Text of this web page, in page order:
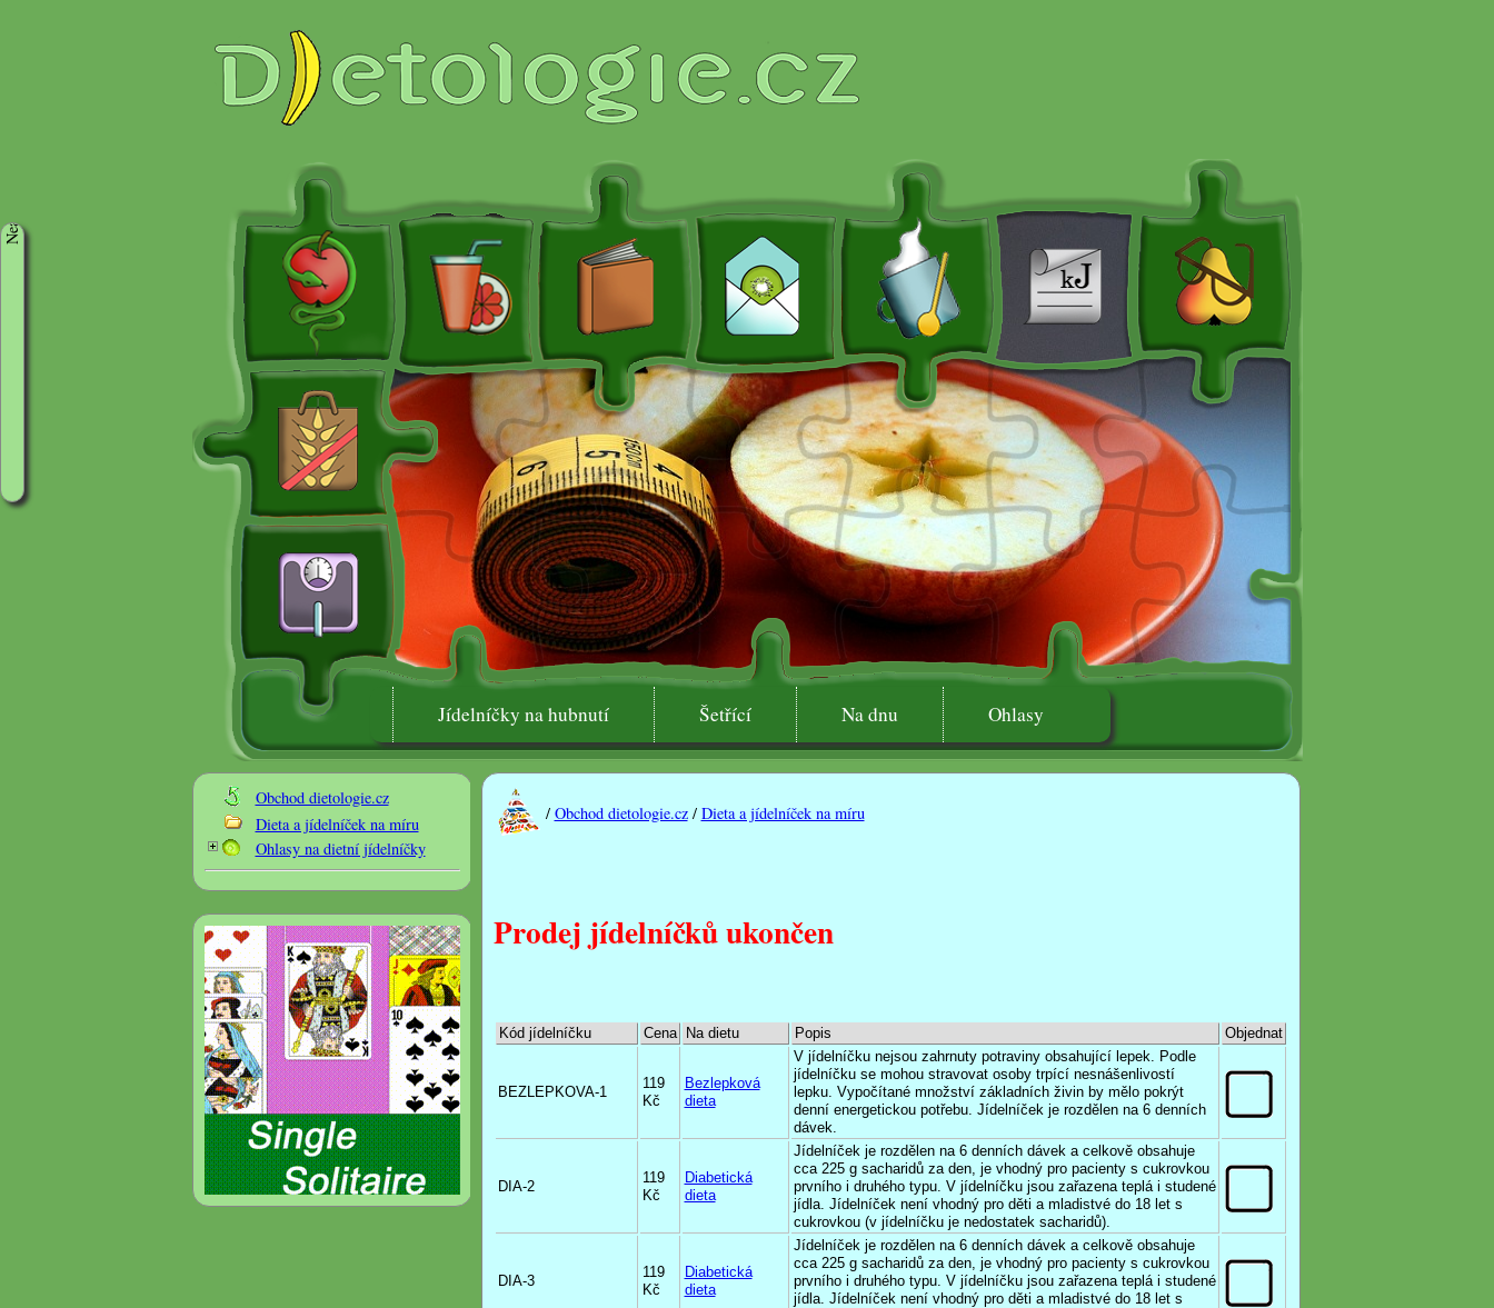
Jídelníčky na hubnutí Šetřící Na dnu Ohlasy
Obchod dietologie.cz
1x Key1
Dieta a jídelníček na míru
Ohlasy na dietní jídelníčky
/ Obchod dietologie.cz/ Dieta a jídelníček na míru
Prodej jídelníčků ukončen
Kód jídelníčku Cena Na dietu Popis Objednat
BEZLEPKOVA-1
119
Kč
Bezlepková
dieta
V jídelníčku nejsou zahrnuty potraviny obsahující lepek. Podle
jídelníčku se mohou stravovat osoby trpící nesnášenlivostí
lepku. Vypočítané množství základních živin by mělo pokrýt
denní energetickou potřebu. Jídelníček je rozdělen na 6 denních
dávek.
DIA-2
119
Kč
Diabetická
dieta
Jídelníček je rozdělen na 6 denních dávek a celkově obsahuje
cca 225 g sacharidů za den, je vhodný pro pacienty s cukrovkou
prvního i druhého typu. V jídelníčku jsou zařazena teplá i studené
jídla. Jídelníček není vhodný pro děti a mladistvé do 18 let s
cukrovkou (v jídelníčku je nedostatek sacharidů).
DIA-3
119
Kč
Diabetická
dieta
Jídelníček je rozdělen na 6 denních dávek a celkově obsahuje
cca 225 g sacharidů za den, je vhodný pro pacienty s cukrovkou
prvního i druhého typu. V jídelníčku jsou zařazena teplá i studené
jídla. Jídelníček není vhodný pro děti a mladistvé do 18 let s
Neaktivni